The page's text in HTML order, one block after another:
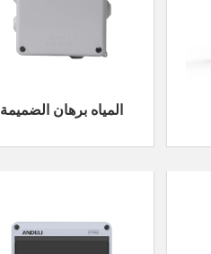
المياه برهان الضميمة